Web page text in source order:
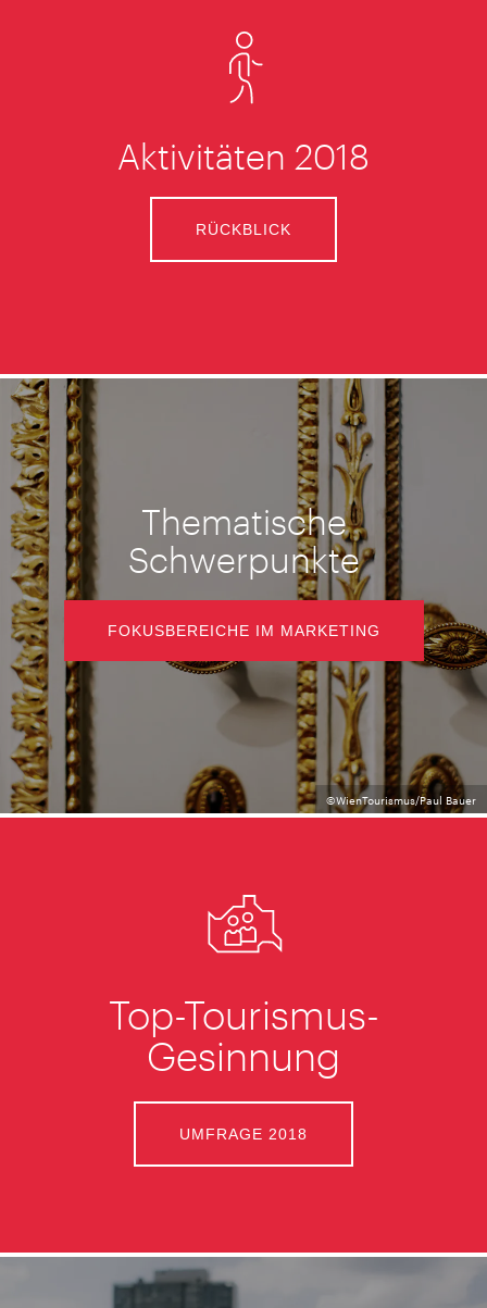
Aktivitäten 2018
RÜCKBLICK
©WienTourismus/Paul Bauer
Thematische
Schwerpunkte
FOKUSBEREICHE IM MARKETING
Top-Tourismus-
Gesinnung
UMFRAGE 2018